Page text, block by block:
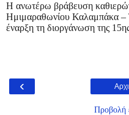
Η ανωτέρω βράβευση
Ημιμαραθωνίου Καλαμπάκα –
έναρξη τη διοργάνωση της
‹
Προβολή